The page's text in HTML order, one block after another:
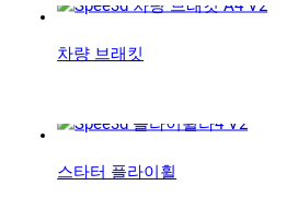
차량 브래킷
스타터 플라이휠